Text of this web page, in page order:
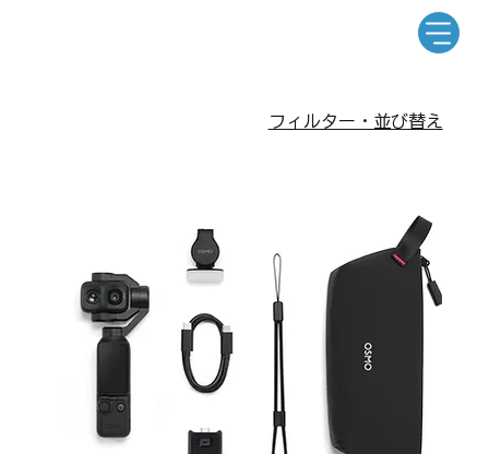
フィルター・並び替え